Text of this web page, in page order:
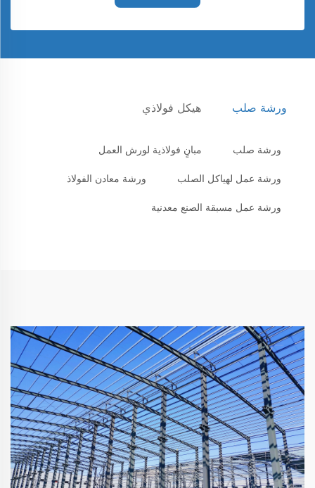
ورشة صلب هيكل فولاذي
ورشة صلب مبانٍ فولاذية لورش العمل
ورشة عمل لهياكل الصلب ورشة معادن الفولاذ
ورشة عمل مسبقة الصنع معدنية